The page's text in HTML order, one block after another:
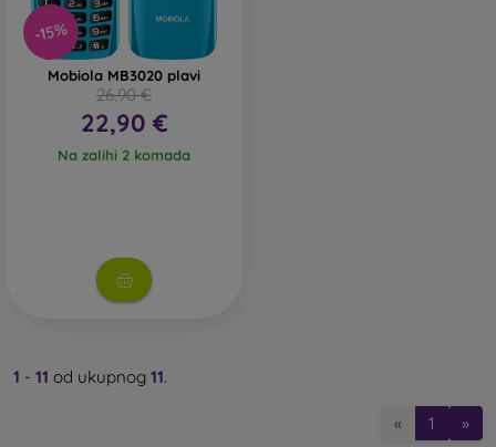
-15%
Mobiola MB3020 plavi
26,90 €
22,90 €
Na zalihi 2 komada
1 - 11 od ukupnog 11.
« 1 »